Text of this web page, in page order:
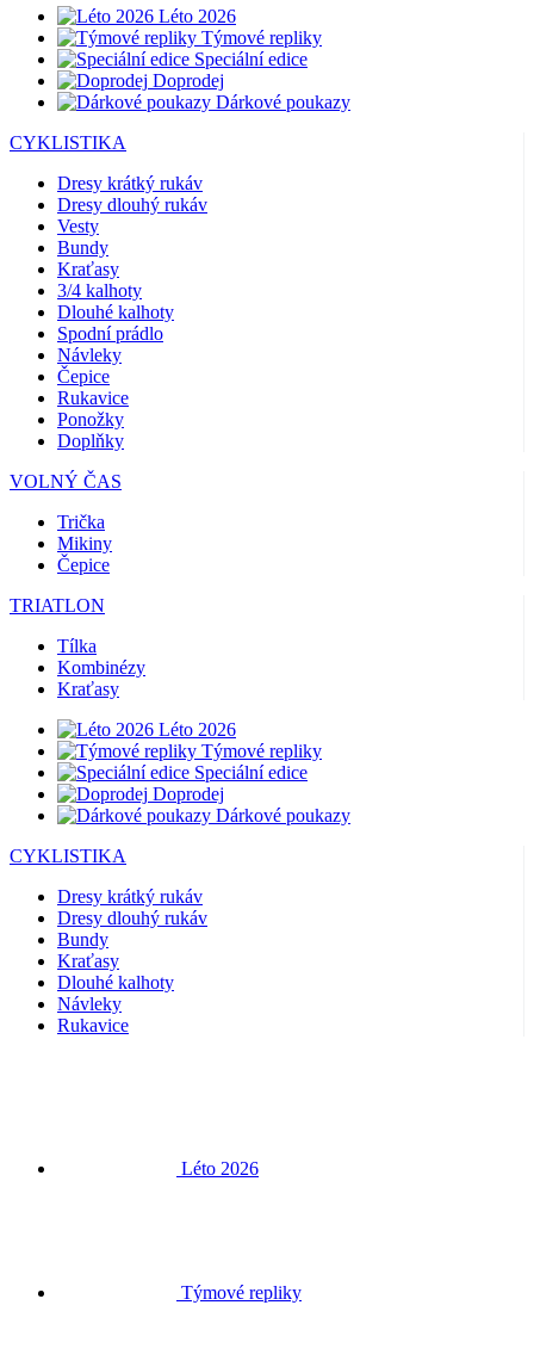
Léto 2026
Týmové repliky
Speciální edice
Doprodej
Dárkové poukazy
CYKLISTIKA
Dresy krátký rukáv
Dresy dlouhý rukáv
Vesty
Bundy
Kraťasy
3/4 kalhoty
Dlouhé kalhoty
Spodní prádlo
Návleky
Čepice
Rukavice
Ponožky
Doplňky
VOLNÝ ČAS
Trička
Mikiny
Čepice
TRIATLON
Tílka
Kombinézy
Kraťasy
Léto 2026
Týmové repliky
Speciální edice
Doprodej
Dárkové poukazy
CYKLISTIKA
Dresy krátký rukáv
Dresy dlouhý rukáv
Bundy
Kraťasy
Dlouhé kalhoty
Návleky
Rukavice